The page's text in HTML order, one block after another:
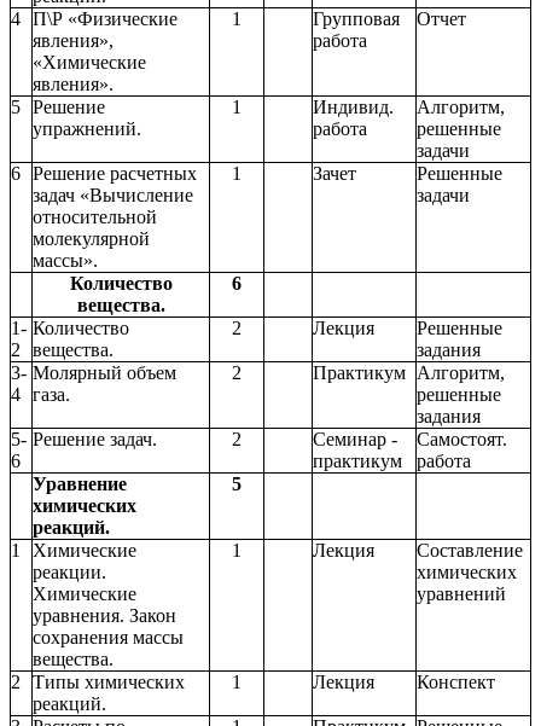
4 П\Р «Физические
явления»,
«Химические
явления».
1
Групповая
работа
Отчет
5 Решение
упражнений.
1
Индивид.
работа
Алгоритм,
решенные
задачи
6 Решение расчетных
задач «Вычисление
относительной
молекулярной
массы».
1 Зачет
Решенные
задачи
Количество
вещества.
6
1-
2
Количество
вещества.
2 Лекция
Решенные
задания
3-
4
Молярный объем
газа.
2 Практикум Алгоритм,
решенные
задания
5-
6
Решение задач. 2
Семинар -
практикум
Самостоят.
работа
Уравнение
химических
реакций.
5
1
Химические
реакции.
Химические
уравнения. Закон
сохранения массы
вещества.
1 Лекция
Составление
химических
уравнений
2
Типы химических
реакций.
1 Лекция Конспект